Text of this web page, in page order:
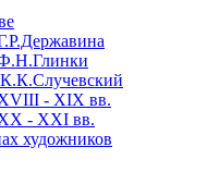
- XIX вв.
- XXI вв.
художников